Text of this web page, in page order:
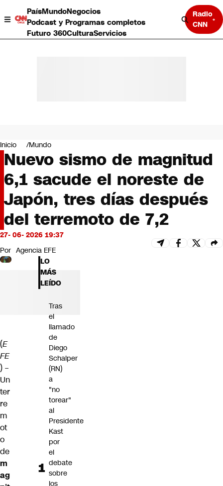
PaísMundoNegocios
Podcast y Programas completos
Futuro 360CulturaServicios
Radio
CNN
Negocios
Deportes
Programas completos
Cultura
Servicios
Bits
CNN Data
CNN tiempo
Futuro 360
Inicio Mundo
Nuevo sismo de magnitud
6,1 sacude el noreste de
Japón, tres días después
del terremoto de 7,2
27- 06- 2026 19:37
Por Agencia EFE
(E
FE
) –
Un
ter
re
m
ot
o
de
m
ag
LO
MÁS
LEÍDO
Tras
el
llamado
de
Diego
Schalper
(RN)
a
"no
torear"
al
Presidente
Kast
por
el
debate
sobre
los